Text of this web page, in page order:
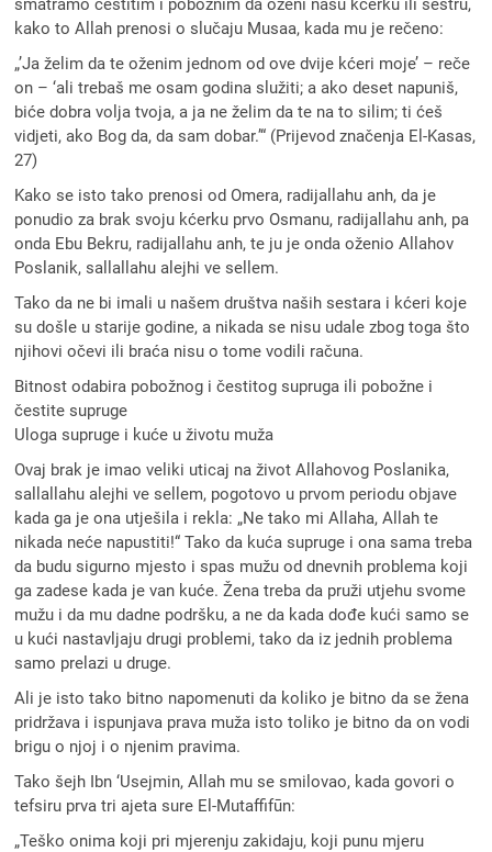
smatramo čestitim i pobožnim da oženi našu kćerku ili sestru,
kako to Allah prenosi o slučaju Musaa, kada mu je rečeno:
„’Ja želim da te oženim jednom od ove dvije kćeri moje’ – reče
on – ‘ali trebaš me osam godina služiti; a ako deset napuniš,
biće dobra volja tvoja, a ja ne želim da te na to silim; ti ćeš
vidjeti, ako Bog da, da sam dobar.’“ (Prijevod značenja El-Kasas,
27)
Kako se isto tako prenosi od Omera, radijallahu anh, da je
ponudio za brak svoju kćerku prvo Osmanu, radijallahu anh, pa
onda Ebu Bekru, radijallahu anh, te ju je onda oženio Allahov
Poslanik, sallallahu alejhi ve sellem.
Tako da ne bi imali u našem društva naših sestara i kćeri koje
su došle u starije godine, a nikada se nisu udale zbog toga što
njihovi očevi ili braća nisu o tome vodili računa.
Bitnost odabira pobožnog i čestitog supruga ili pobožne i
čestite supruge
Uloga supruge i kuće u životu muža
Ovaj brak je imao veliki uticaj na život Allahovog Poslanika,
sallallahu alejhi ve sellem, pogotovo u prvom periodu objave
kada ga je ona utješila i rekla: „Ne tako mi Allaha, Allah te
nikada neće napustiti!“ Tako da kuća supruge i ona sama treba
da budu sigurno mjesto i spas mužu od dnevnih problema koji
ga zadese kada je van kuće. Žena treba da pruži utjehu svome
mužu i da mu dadne podršku, a ne da kada dođe kući samo se
u kući nastavljaju drugi problemi, tako da iz jednih problema
samo prelazi u druge.
Ali je isto tako bitno napomenuti da koliko je bitno da se žena
pridržava i ispunjava prava muža isto toliko je bitno da on vodi
brigu o njoj i o njenim pravima.
Tako šejh Ibn ‘Usejmin, Allah mu se smilovao, kada govori o
tefsiru prva tri ajeta sure El-Mutaffifūn:
„Teško onima koji pri mjerenju zakidaju, koji punu mjeru